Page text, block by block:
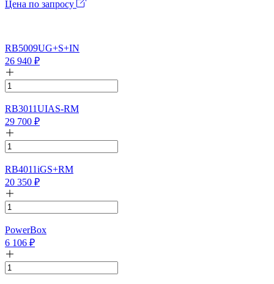
Цена по запросу
RB5009UG+S+IN
26 940 ₽
RB3011UIAS-RM
29 700 ₽
RB4011iGS+RM
20 350 ₽
PowerBox
6 106 ₽